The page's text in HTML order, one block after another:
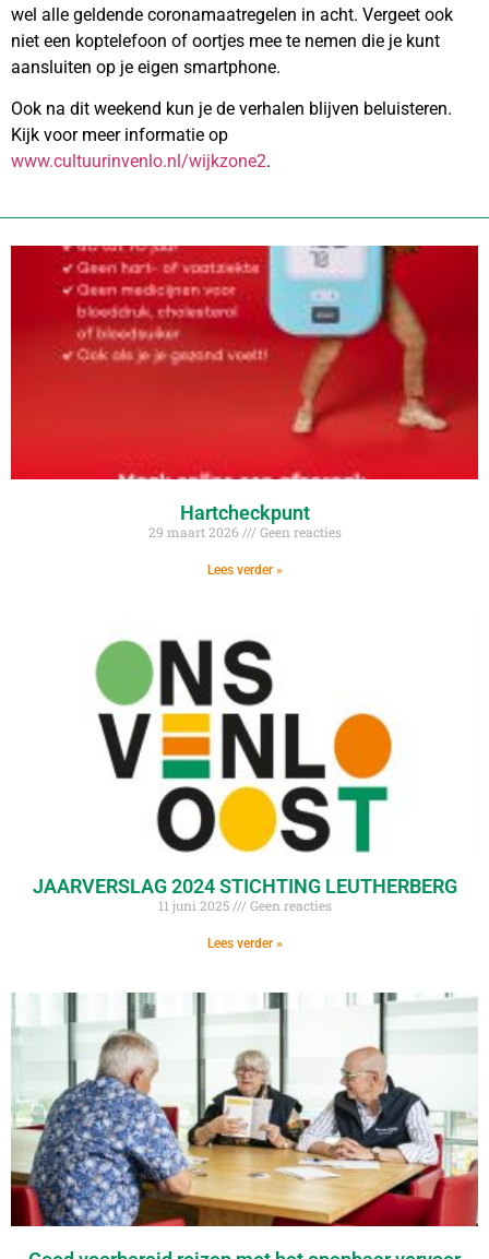
wel alle geldende coronamaatregelen in acht. Vergeet ook
niet een koptelefoon of oortjes mee te nemen die je kunt
aansluiten op je eigen smartphone.
Ook na dit weekend kun je de verhalen blijven beluisteren.
Kijk voor meer informatie op
www.cultuurinvenlo.nl/wijkzone2.
Hartcheckpunt
29 maart 2026 Geen reacties
Lees verder »
JAARVERSLAG 2024 STICHTING LEUTHERBERG
11 juni 2025 Geen reacties
Lees verder »